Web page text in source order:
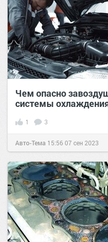
Чем опасно
системы
1 3
Авто-Тема 15:5607 сен 2023